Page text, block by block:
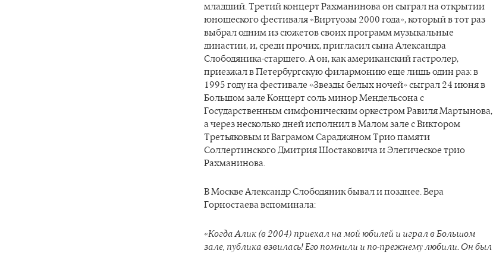
младший. Третий концерт Рахманинова он сыграл на открытии
юношеского фестиваля «Виртуозы 2000 года», который в тот раз
выбрал одним из сюжетов своих программ музыкальные
династии, и, среди прочих, пригласил сына Александра
Слободяника-старшего. А он, как американский гастролер,
приезжал в Петербургскую филармонию еще лишь один раз: в
1995 году на фестивале «Звезды белых ночей» сыграл 24 июня в
Большом зале Концерт соль минор Мендельсона с
Государственным симфоническим оркестром Равиля Мартынова,
а через несколько дней исполнил в Малом зале с Виктором
Третьяковым и Ваграмом Сараджяном Трио памяти
Соллертинского Дмитрия Шостаковича и Элегическое трио
Рахманинова.
В Москве Александр Слободяник бывал и позднее. Вера
Горностаева вспоминала:
«Когда Алик (в 2004) приехал на мой юбилей и играл в Большом
зале, публика взвилась! Его помнили и по-прежнему любили. Он был